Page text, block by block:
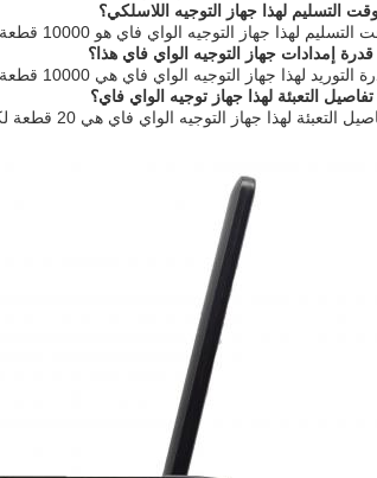
التسليم لهذا جهاز التوجيه اللاسلكي؟
لهذا جهاز التوجيه الواي فاي هو 10000 قطعة في الشهر.
إمدادات جهاز التوجيه الواي فاي هذا؟
لهذا جهاز التوجيه الواي فاي هي 10000 قطعة يومياً.
التعبئة لهذا جهاز توجيه الواي فاي؟
لهذا جهاز التوجيه الواي فاي هي 20 قطعة لكل صندوق.